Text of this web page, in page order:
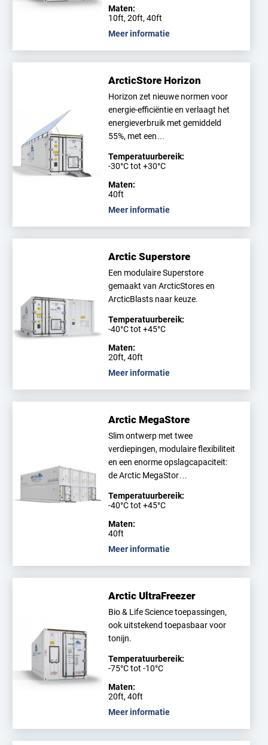
Maten:
10ft, 20ft, 40ft
Meer informatie
ArcticStore Horizon
Horizon zet nieuwe normen voor
energie-efficiëntie en verlaagt het
energieverbruik met gemiddeld
55%, met een…
Temperatuurbereik:
-30°C tot +30°C
Maten:
40ft
Meer informatie
Arctic Superstore
Een modulaire Superstore
gemaakt van ArcticStores en
ArcticBlasts naar keuze.
Temperatuurbereik:
-40°C tot +45°C
Maten:
20ft, 40ft
Meer informatie
Arctic MegaStore
Slim ontwerp met twee
verdiepingen, modulaire flexibiliteit
en een enorme opslagcapaciteit:
de Arctic MegaStor…
Temperatuurbereik:
-40°C tot +45°C
Maten:
40ft
Meer informatie
Arctic UltraFreezer
Bio & Life Science toepassingen,
ook uitstekend toepasbaar voor
tonijn.
Temperatuurbereik:
-75°C tot -10°C
Maten:
20ft, 40ft
Meer informatie